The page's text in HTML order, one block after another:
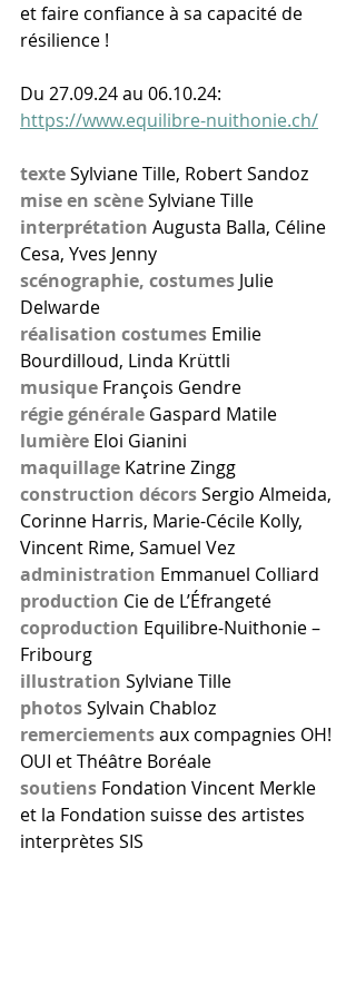
et faire confiance à sa capacité de
résilience !
Du 27.09.24 au 06.10.24:
https://www.equilibre-nuithonie.ch/
texte Sylviane Tille, Robert Sandoz
mise en scène Sylviane Tille
interprétation Augusta Balla, Céline
Cesa, Yves Jenny
scénographie, costumes Julie
Delwarde
réalisation costumes Emilie
Bourdilloud, Linda Krüttli
musique François Gendre
régie générale Gaspard Matile
lumière Eloi Gianini
maquillage Katrine Zingg
construction décors Sergio Almeida,
Corinne Harris, Marie-Cécile Kolly,
Vincent Rime, Samuel Vez
administration Emmanuel Colliard
production Cie de L’Éfrangeté
coproduction Equilibre-Nuithonie –
Fribourg
illustration Sylviane Tille
photos Sylvain Chabloz
remerciements aux compagnies OH!
OUI et Théâtre Boréale
soutiens Fondation Vincent Merkle
et la Fondation suisse des artistes
interprètes SIS